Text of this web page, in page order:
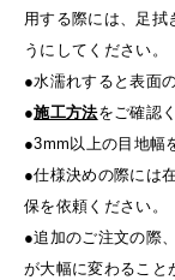
用する際には、足拭
うにしてください。
●水濡れすると表面
●施工方法をご確認
●3mm以上の目地幅
●仕様決めの際には
保を依頼ください。
●追加のご注文の際
が大幅に変わること